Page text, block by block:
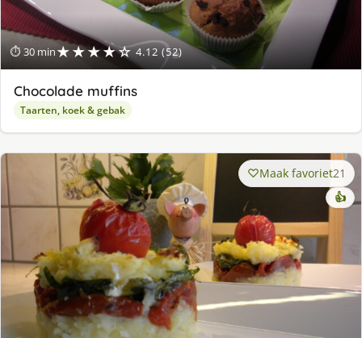
⏱ 30 min★★★★☆ 4.12 (52)
Chocolade muffins
Taarten, koek & gebak
Maak favoriet21
👍